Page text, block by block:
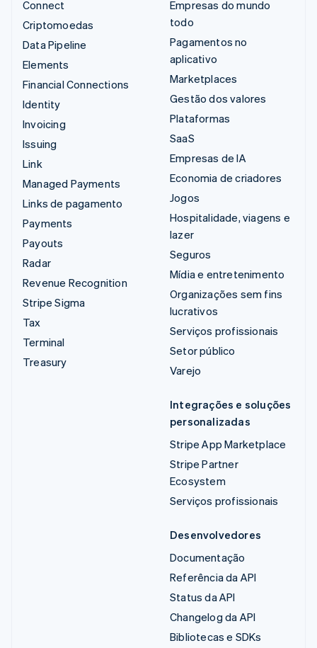
Connect
Criptomoedas
Data Pipeline
Elements
Financial Connections
Identity
Invoicing
Issuing
Link
Managed Payments
Links de pagamento
Payments
Payouts
Radar
Revenue Recognition
Stripe Sigma
Tax
Terminal
Treasury
Empresas do mundo
todo
Pagamentos no
aplicativo
Marketplaces
Gestão dos valores
Plataformas
SaaS
Empresas de IA
Economia de criadores
Jogos
Hospitalidade, viagens e
lazer
Seguros
Mídia e entretenimento
Organizações sem fins
lucrativos
Serviços profissionais
Setor público
Varejo
Integrações e soluções
personalizadas
Stripe App Marketplace
Stripe Partner
Ecosystem
Serviços profissionais
Desenvolvedores
Documentação
Referência da API
Status da API
Changelog da API
Bibliotecas e SDKs